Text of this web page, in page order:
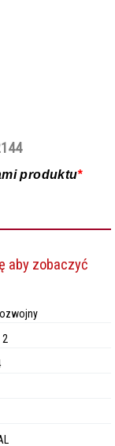
produktu*
aby zobaczyć
2